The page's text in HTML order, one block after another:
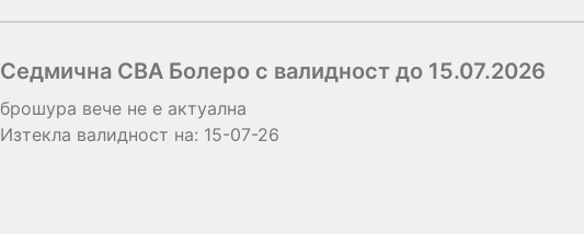
Седмична CBA Болеро с валидност до 15.07.2026
брошура вече не е актуална
Изтекла валидност на: 15-07-26